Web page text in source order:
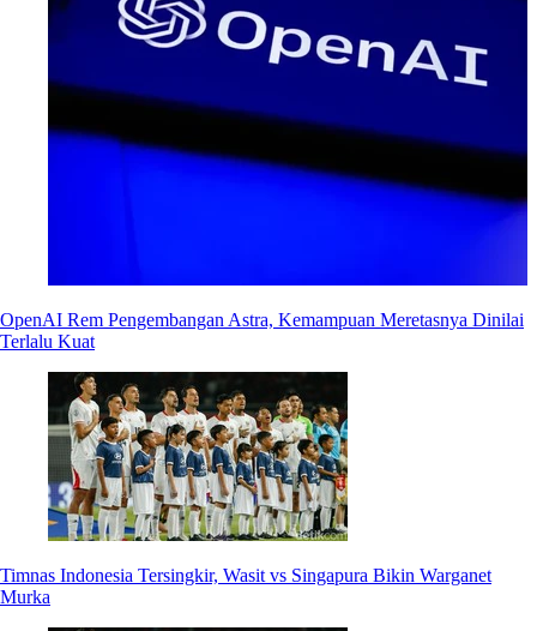
OpenAI Rem Pengembangan Astra, Kemampuan Meretasnya Dinilai
Terlalu Kuat
Timnas Indonesia Tersingkir, Wasit vs Singapura Bikin Warganet
Murka